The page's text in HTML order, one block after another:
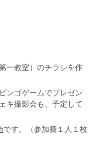
第一教室）のチラシを作
ンゴゲームでプレゼン
キ撮影会も、予定して
です。（参加費１人１枚